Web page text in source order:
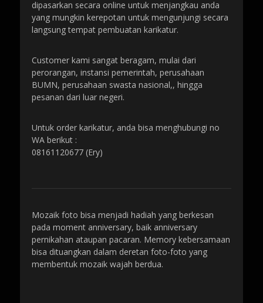
dipasarkan secara online untuk menjangkau anda
yang mungkin kerepotan untuk mengunjungi secara
langsung tempat pembuatan karikatur.
Customer kami sangat beragam, mulai dari
perorangan, instansi pemerintah, perusahaan
BUMN, perusahaan swasta nasional,, hingga
pesanan dari luar negeri.
Untuk order karikatur, anda bisa menghubungi no
WA berikut :
08161120677 (Ery)
Mozaik foto bisa menjadi hadiah yang berkesan
pada moment anniversary, baik anniversary
pernikahan ataupan pacaran. Memory kebersamaan
bisa dituangkan dalam deretan foto-foto yang
membentuk mozaik wajah berdua.